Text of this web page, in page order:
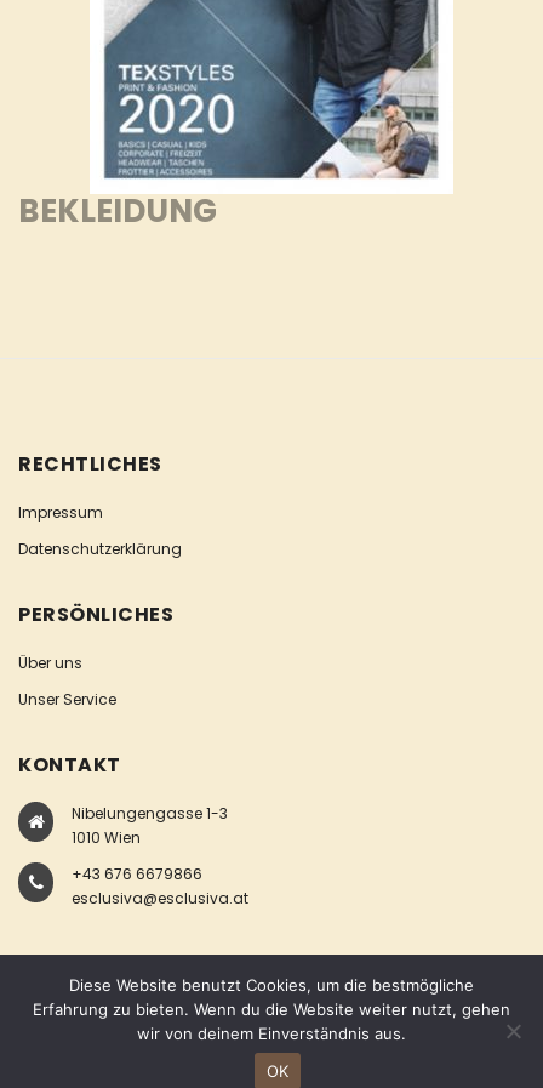
BEKLEIDUNG
RECHTLICHES
Impressum
Datenschutzerklärung
PERSÖNLICHES
Über uns
Unser Service
KONTAKT
Nibelungengasse 1-3
1010 Wien
+43 676 6679866
esclusiva@esclusiva.at
COPYRIGHT © ESCLUSIVA
Diese Website benutzt Cookies, um die bestmögliche
Erfahrung zu bieten. Wenn du die Website weiter nutzt, gehen
wir von deinem Einverständnis aus.
OK